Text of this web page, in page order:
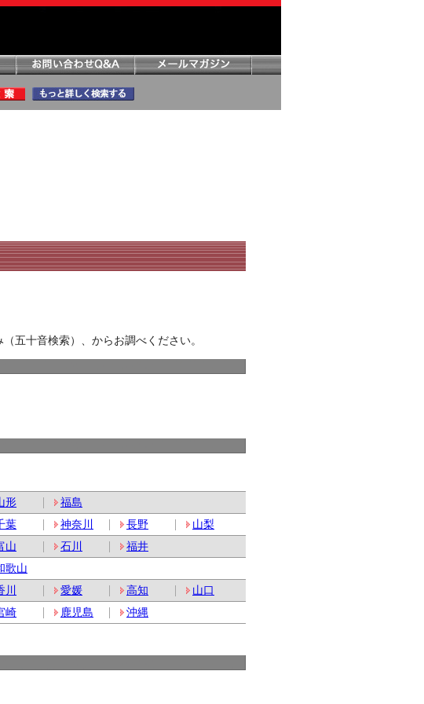
五十音検索）、からお調べください。
形
福島
葉 神奈川 長野
山梨
山 石川
福井
歌山
川 愛媛 高知
山口
崎 鹿児島 沖縄